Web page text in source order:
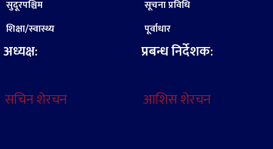
सुदूरपश्चिम
शिक्षा/स्वास्थ्य
अध्यक्ष:
सचिन शेरचन
सूचना प्रविधि
पूर्वाधार
प्रबन्ध निर्देशक:
आशिस शेरचन